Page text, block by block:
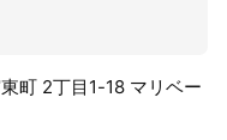
町 2丁目1-18 マリベー